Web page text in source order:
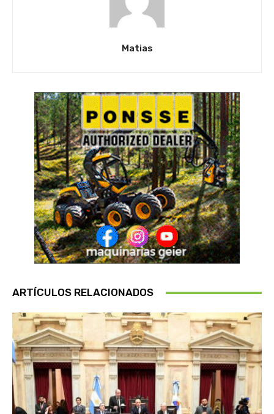
Matias
ARTÍCULOS RELACIONADOS